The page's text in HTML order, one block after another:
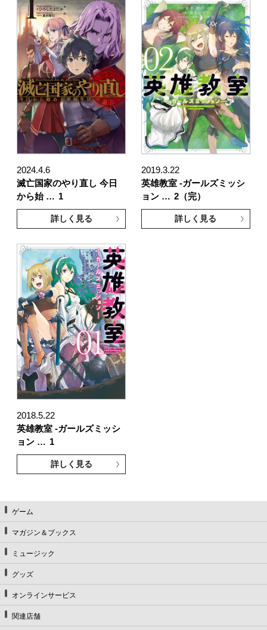
2024.4.6
滅亡国家のやり直し 今日
から始 … 1
詳しく見る
2019.3.22
英雄教室 -ガールズミッシ
ョン … 2（完）
詳しく見る
2018.5.22
英雄教室 -ガールズミッシ
ョン … 1
詳しく見る
ゲーム
マガジン＆ブックス
ミュージック
グッズ
オンラインサービス
関連店舗